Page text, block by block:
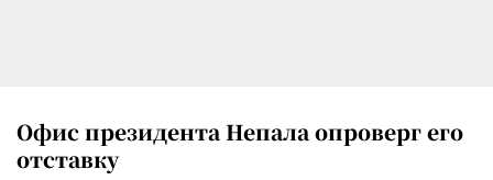
Офис президента Непала опроверг его
отставку